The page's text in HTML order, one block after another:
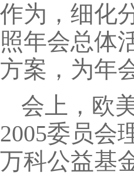
作为，细化
照年会总体
方案，为年
会上，欧
2005委员会
万科公益基